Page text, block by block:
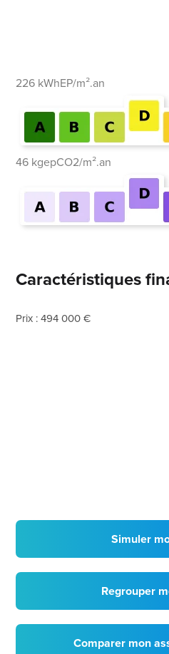
226 kWhEP/m².an
46 kgepCO2/m².an
Caractéristiques
Prix : 494 000 €
Simuler
Regrouper
Comparer mon